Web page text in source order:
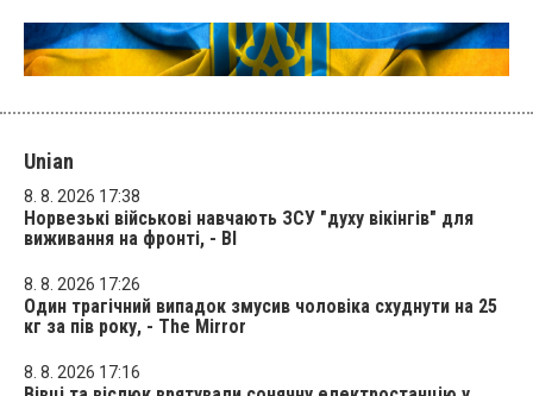
Unian
8. 8. 2026 17:38
Норвезькі військові навчають ЗСУ "духу вікінгів" для
виживання на фронті, - BI
8. 8. 2026 17:26
Один трагічний випадок змусив чоловіка схуднути на 25
кг за пів року, - The Mirror
8. 8. 2026 17:16